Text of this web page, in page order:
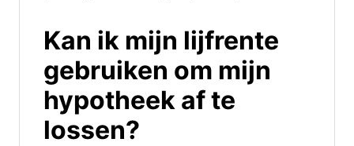
Kan ik mijn lijfrente
gebruiken om mijn
hypotheek af te
lossen?